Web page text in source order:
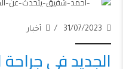
31/07/2023 أخبار
الجديد فى